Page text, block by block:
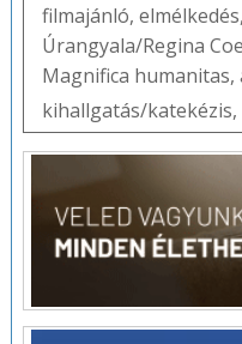
filmajánló, elmélkedés,
Úrangyala/Regina
Magnifica humanitas,
kihallgatás/katekézis,